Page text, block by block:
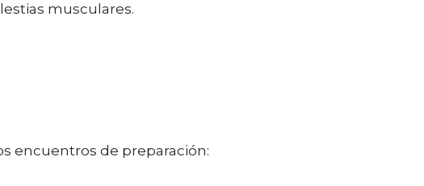
musculares.
encuentros de preparación: